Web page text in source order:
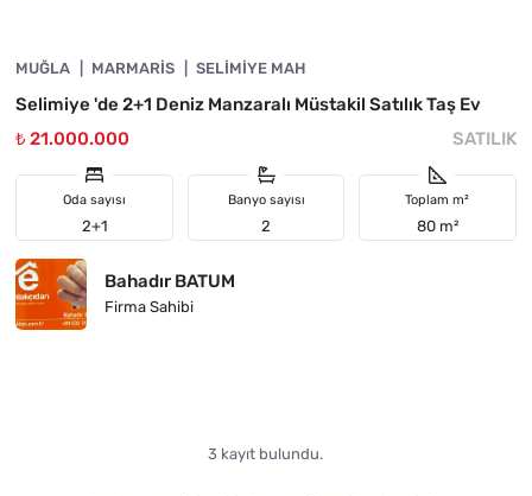
ÖNE ÇIKAN
MUĞLA MARMARIS SELIMIYE MAH
Selimiye 'de 2+1 Deniz Manzaralı Müstakil Satılık Taş Ev
₺ 21.000.000
SATILIK
Oda sayısı
2+1
Banyo sayısı
2
Toplam m²
80 m²
Bahadır BATUM
Firma Sahibi
3 kayıt bulundu.